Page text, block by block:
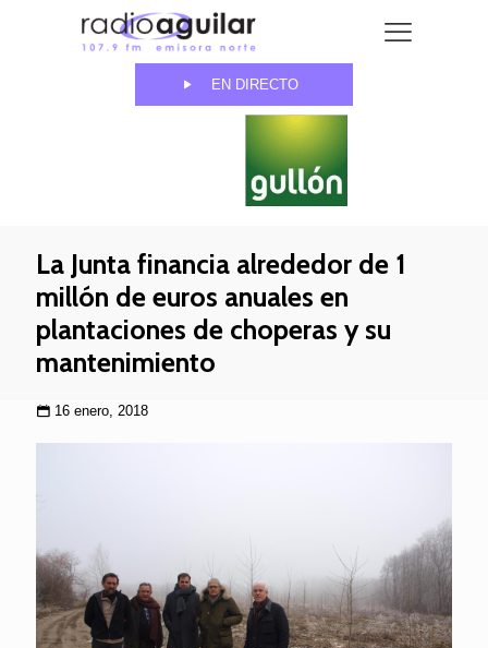
EN DIRECTO
La Junta financia alrededor de 1
millón de euros anuales en
plantaciones de choperas y su
mantenimiento
16 enero, 2018